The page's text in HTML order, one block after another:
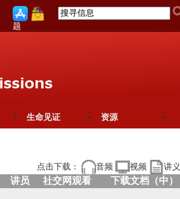
题
生命见证 资源
点击下载： 音频 视频 讲义
讲员 社交网观看 下载文档（中）